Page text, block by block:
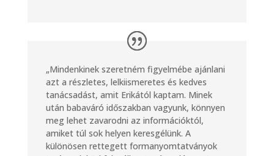
„Mindenkinek szeretném figyelmébe ajánlani
azt a részletes, lelkiismeretes és kedves
tanácsadást, amit Erikától kaptam. Minek
után babaváró időszakban vagyunk, könnyen
meg lehet zavarodni az információktól,
amiket túl sok helyen keresgélünk. A
különösen rettegett formanyomtatványok